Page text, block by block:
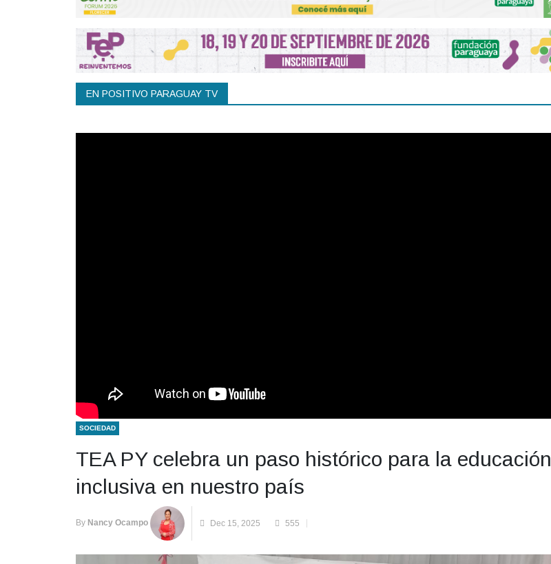
EN POSITIVO PARAGUAY TV
SOCIEDAD
TEA PY celebra un paso histórico para la educación
inclusiva en nuestro país
By Nancy Ocampo Dec 15, 2025 555